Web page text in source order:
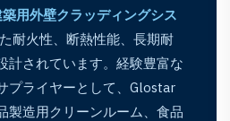
用外壁クラッディングシス
耐火性、断熱性能、長期耐
計されています。経験豊富な
プライヤーとして、Glostar
製造用クリーンルーム、食品